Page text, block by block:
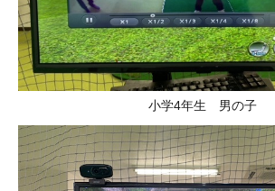
小学4年生 男の子